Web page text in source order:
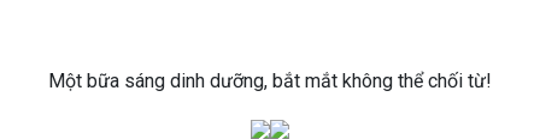
Một bữa sáng dinh dưỡng, bắt mắt không thể chối từ!